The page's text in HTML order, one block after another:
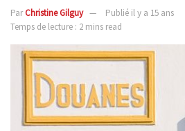
ParChristine Gilguy
Publié il y a 15 ans
Temps de lecture : 2 mins read